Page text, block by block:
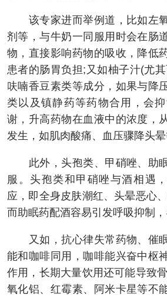
该专家进而举例道，比如左
剂等，与牛奶一同服用时会在肠
物，直接影响药物的吸收，降低
患者的肠胃负担;又如柚子汁(尤
呋喃香豆素类等成分，如果与降
类以及镇静药等药物合用，会
谢，升高药物在血液中的浓度，
发生，如肌肉酸痛、血压骤降头晕
此外，头孢类、甲硝唑、助眠
服。头孢类和甲硝唑与酒相遇
应，即全身皮肤潮红、头晕恶心
而助眠药配酒容易引发呼吸抑制，
又如，抗心律失常药物、催
能和咖啡同用，咖啡能兴奋中枢
作用，长期大量饮用还可能导致
氧化铝、红霉素、阿米卡星等不